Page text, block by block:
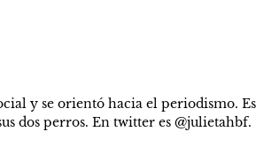
y se orientó hacia el periodismo. Es
dos perros. En twitter es @julietahbf.